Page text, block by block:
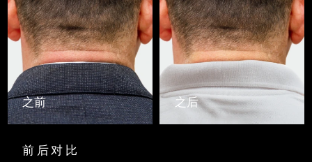
之前 之后
前后对比
Advanced pore care essentials
For healthy hair
18% PAP
护肤品 男士
全部购买
以色列 预计送达日期8/14/26
意大利 预计送达日期8/10/26
日本 预计送达日期 8/13/26
泽西岛 预计送达日期
哈萨克斯坦